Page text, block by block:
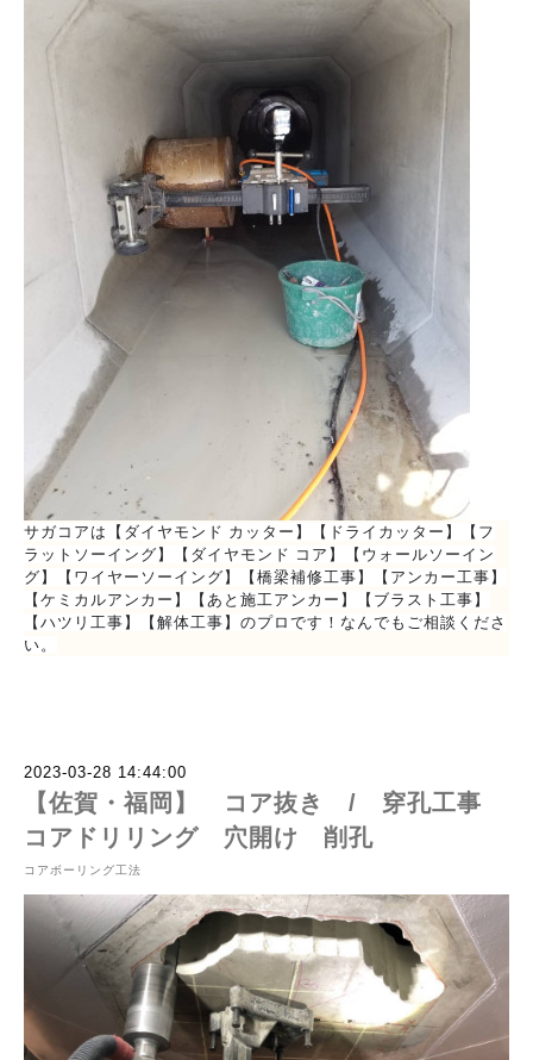
サガコアは【ダイヤモンド カッター】【ドライカッター】【フ
ラットソーイング】【ダイヤモンド コア】【ウォールソーイン
グ】【ワイヤーソーイング】【橋梁補修工事】【アンカー工事】
【ケミカルアンカー】【あと施工アンカー】【ブラスト工事】
【ハツリ工事】【解体工事】のプロです！なんでもご相談くださ
い。
2023-03-28 14:44:00
【佐賀・福岡】 コア抜き / 穿孔工事
コアドリリング 穴開け 削孔
コアボーリング工法